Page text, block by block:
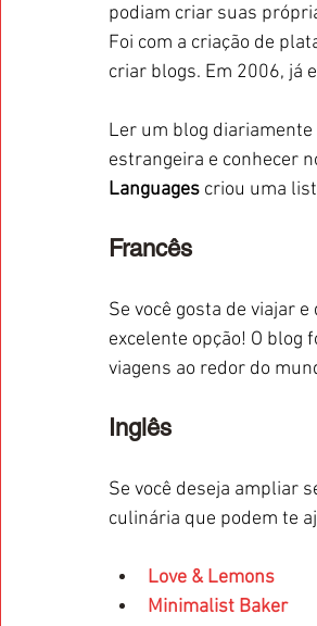
podiam criar suas
Foi com a criação de
criar blogs. Em 2006, já
Ler um blog
estrangeira e conhecer
Languages criou uma
Francês
Se você gosta de viajar
excelente opção! O blog
viagens ao redor do
Inglês
Se você deseja ampliar
culinária que podem te
Love & Lemons
Minimalist Baker